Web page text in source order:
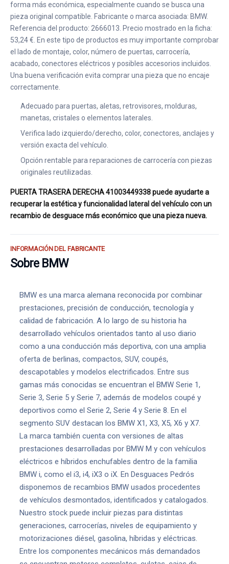
forma más económica, especialmente cuando se busca una
pieza original compatible. Fabricante o marca asociada: BMW.
Referencia del producto: 2666013. Precio mostrado en la ficha:
53,24 €. En este tipo de productos es muy importante comprobar
el lado de montaje, color, número de puertas, carrocería,
acabado, conectores eléctricos y posibles accesorios incluidos.
Una buena verificación evita comprar una pieza que no encaje
correctamente.
Adecuado para puertas, aletas, retrovisores, molduras,
manetas, cristales o elementos laterales.
Verifica lado izquierdo/derecho, color, conectores, anclajes y
versión exacta del vehículo.
Opción rentable para reparaciones de carrocería con piezas
originales reutilizadas.
PUERTA TRASERA DERECHA 41003449338 puede ayudarte a
recuperar la estética y funcionalidad lateral del vehículo con un
recambio de desguace más económico que una pieza nueva.
INFORMACIÓN DEL FABRICANTE
Sobre BMW
BMW es una marca alemana reconocida por combinar
prestaciones, precisión de conducción, tecnología y
calidad de fabricación. A lo largo de su historia ha
desarrollado vehículos orientados tanto al uso diario
como a una conducción más deportiva, con una amplia
oferta de berlinas, compactos, SUV, coupés,
descapotables y modelos electrificados. Entre sus
gamas más conocidas se encuentran el BMW Serie 1,
Serie 3, Serie 5 y Serie 7, además de modelos coupé y
deportivos como el Serie 2, Serie 4 y Serie 8. En el
segmento SUV destacan los BMW X1, X3, X5, X6 y X7.
La marca también cuenta con versiones de altas
prestaciones desarrolladas por BMW M y con vehículos
eléctricos e híbridos enchufables dentro de la familia
BMW i, como el i3, i4, iX3 o iX. En Desguaces Pedrós
disponemos de recambios BMW usados procedentes
de vehículos desmontados, identificados y catalogados.
Nuestro stock puede incluir piezas para distintas
generaciones, carrocerías, niveles de equipamiento y
motorizaciones diésel, gasolina, híbridas y eléctricas.
Entre los componentes mecánicos más demandados